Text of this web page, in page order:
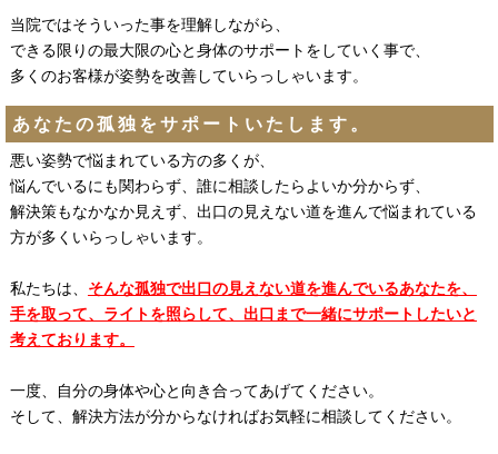
当院ではそういった事を理解しながら、
できる限りの最大限の心と身体のサポートをしていく事で、
多くのお客様が姿勢を改善していらっしゃいます。
あなたの孤独をサポートいたします。
悪い姿勢で悩まれている方の多くが、
悩んでいるにも関わらず、誰に相談したらよいか分からず、
解決策もなかなか見えず、出口の見えない道を進んで悩まれている
方が多くいらっしゃいます。
私たちは、 そんな孤独で出口の見えない道を進んでいるあなたを、
手を取って、ライトを照らして、出口まで一緒にサポートしたいと
考えております。
一度、自分の身体や心と向き合ってあげてください。
そして、解決方法が分からなければお気軽に相談してください。